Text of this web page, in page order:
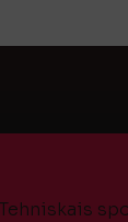
Tehniskais